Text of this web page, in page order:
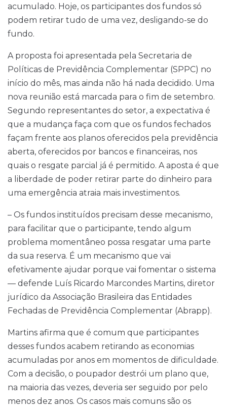
acumulado. Hoje, os participantes dos fundos só
podem retirar tudo de uma vez, desligando-se do
fundo.
A proposta foi apresentada pela Secretaria de
Políticas de Previdência Complementar (SPPC) no
início do mês, mas ainda não há nada decidido. Uma
nova reunião está marcada para o fim de setembro.
Segundo representantes do setor, a expectativa é
que a mudança faça com que os fundos fechados
façam frente aos planos oferecidos pela previdência
aberta, oferecidos por bancos e financeiras, nos
quais o resgate parcial já é permitido. A aposta é que
a liberdade de poder retirar parte do dinheiro para
uma emergência atraia mais investimentos.
– Os fundos instituídos precisam desse mecanismo,
para facilitar que o participante, tendo algum
problema momentâneo possa resgatar uma parte
da sua reserva. É um mecanismo que vai
efetivamente ajudar porque vai fomentar o sistema
— defende Luís Ricardo Marcondes Martins, diretor
jurídico da Associação Brasileira das Entidades
Fechadas de Previdência Complementar (Abrapp).
Martins afirma que é comum que participantes
desses fundos acabem retirando as economias
acumuladas por anos em momentos de dificuldade.
Com a decisão, o poupador destrói um plano que,
na maioria das vezes, deveria ser seguido por pelo
menos dez anos. Os casos mais comuns são os